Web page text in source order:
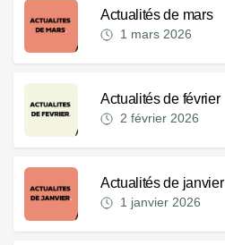
Actualités de mars
1 mars 2026
Actualités de février
2 février 2026
Actualités de janvier
1 janvier 2026